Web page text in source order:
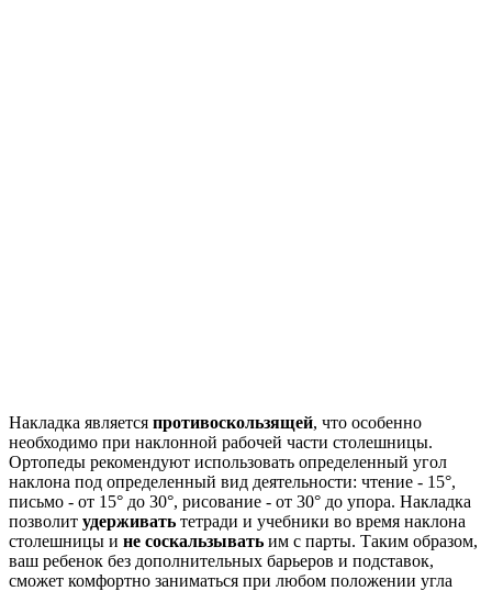
Накладка является противоскользящей, что особенно
необходимо при наклонной рабочей части столешницы.
Ортопеды рекомендуют использовать определенный угол
наклона под определенный вид деятельности: чтение - 15°,
письмо - от 15° до 30°, рисование - от 30° до упора. Накладка
позволит удерживать тетради и учебники во время наклона
столешницы и не соскальзывать им с парты. Таким образом,
ваш ребенок без дополнительных барьеров и подставок,
сможет комфортно заниматься при любом положении угла